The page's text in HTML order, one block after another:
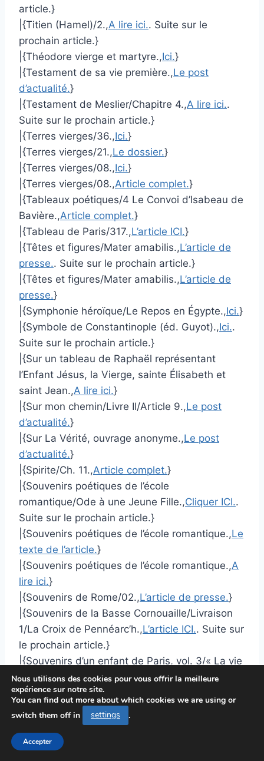
article.}
|{Titien (Hamel)/2.,A lire ici.. Suite sur le
prochain article.}
|{Théodore vierge et martyre.,Ici.}
|{Testament de sa vie première.,Le post
d’actualité.}
|{Testament de Meslier/Chapitre 4.,A lire ici..
Suite sur le prochain article.}
|{Terres vierges/36.,Ici.}
|{Terres vierges/21.,Le dossier.}
|{Terres vierges/08.,Ici.}
|{Terres vierges/08.,Article complet.}
|{Tableaux poétiques/4 Le Convoi d’Isabeau de
Bavière.,Article complet.}
|{Tableau de Paris/317.,L’article ICI.}
|{Têtes et figures/Mater amabilis.,L’article de
presse.. Suite sur le prochain article.}
|{Têtes et figures/Mater amabilis.,L’article de
presse.}
|{Symphonie héroïque/Le Repos en Égypte.,Ici.}
|{Symbole de Constantinople (éd. Guyot).,Ici..
Suite sur le prochain article.}
|{Sur un tableau de Raphaël représentant
l’Enfant Jésus, la Vierge, sainte Élisabeth et
saint Jean.,A lire ici.}
|{Sur mon chemin/Livre II/Article 9.,Le post
d’actualité.}
|{Sur La Vérité, ouvrage anonyme.,Le post
d’actualité.}
|{Spirite/Ch. 11.,Article complet.}
|{Souvenirs poétiques de l’école
romantique/Ode à une Jeune Fille.,Cliquer ICI..
Suite sur le prochain article.}
|{Souvenirs poétiques de l’école romantique.,Le
texte de l’article.}
|{Souvenirs poétiques de l’école romantique.,A
lire ici.}
|{Souvenirs de Rome/02.,L’article de presse.}
|{Souvenirs de la Basse Cornouaille/Livraison
1/La Croix de Pennéarc’h.,L’article ICI.. Suite sur
le prochain article.}
|{Souvenirs d’un enfant de Paris, vol. 3/« La vie
moderne »/V.,A lire ici.}
|{Silhouettes canadiennes/La Vénérable
Marguerite Bourgeoys.,
|{Silhouettes canadiennes/Jeanne Mance.,
ici.. Suite sur le prochain article.}
Nous utilisons des cookies pour vous offrir la meilleure
expérience sur notre site.
You can find out more about which cookies we are using or
switch them off in
settings .
Accepter